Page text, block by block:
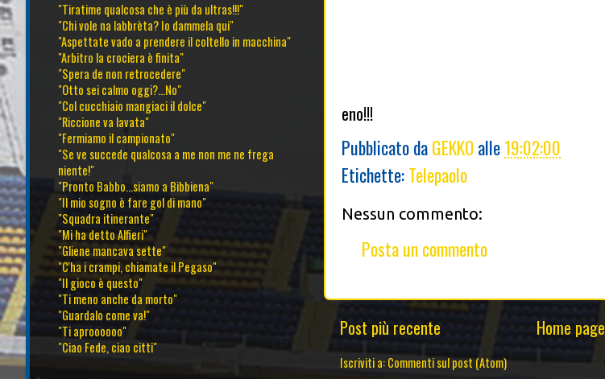
eno!!!
Pubblicato daGEKKOalle19:02:00
Etichette:Telepaolo
Nessun commento:
Posta un commento
Post più recente Home page
Iscriviti a:Commenti sul post (Atom)
"Tiratime qualcosa che è più da ultras!!!"
"Chi vole na labbrèta? Io dammela qui"
"Aspettate vado a prendere il coltello in macchina"
"Arbitro la crociera è finita"
"Spera de non retrocedere"
"Otto sei calmo oggi?...No"
"Col cucchiaio mangiaci il dolce"
"Riccione va lavata"
"Fermiamo il campionato"
"Se ve succede qualcosa a me non me ne frega
niente!"
"Pronto Babbo...siamo a Bibbiena"
"Il mio sogno è fare gol di mano"
"Squadra itinerante"
"Mi ha detto Alfieri"
"Gliene mancava sette"
"C'ha i crampi, chiamate il Pegaso"
"Il gioco è questo"
"Ti meno anche da morto"
"Guardalo come va!"
"Ti aproooooo"
"Ciao Fede, ciao citti"